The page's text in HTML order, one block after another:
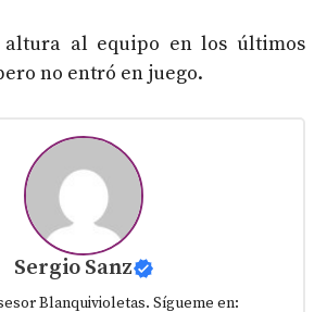
altura al equipo en los últimos
no entró en juego.
Sergio Sanz
Blanquivioletas. Sígueme en: